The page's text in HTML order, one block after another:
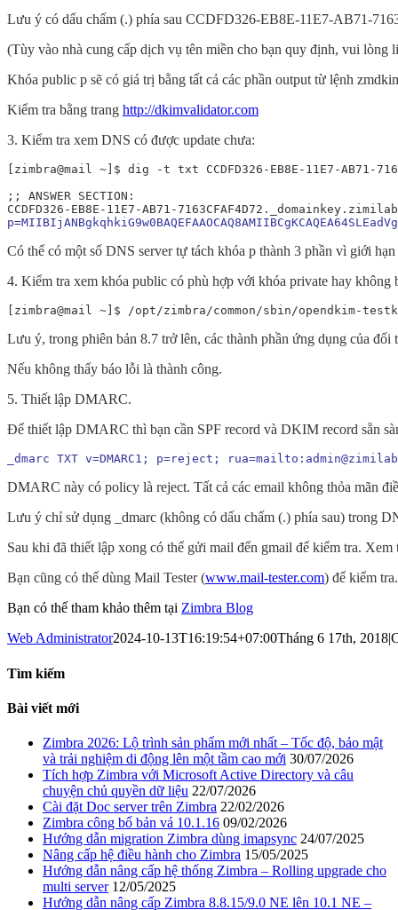
Lưu ý có dấu chấm (.) phía sau CCDFD326-EB8E-11E7-AB71-
(Tùy vào nhà cung cấp dịch vụ tên miền cho bạn quy định, vui lòng
Khóa public p sẽ có giá trị bằng tất cả các phần output từ lệnh
Kiểm tra bằng trang http://dkimvalidator.com
3. Kiểm tra xem DNS có được update chưa:
[zimbra@mail ~]$ dig -t txt CCDFD326-EB8E-11E7-AB71-
;; ANSWER SECTION:
Có thể có một số DNS server tự tách khóa p thành 3 phần vì giới
4. Kiểm tra xem khóa public có phù hợp với khóa private hay không
[zimbra@mail ~]$ /opt/zimbra/common/sbin/opendkim-
Lưu ý, trong phiên bản 8.7 trở lên, các thành phần ứng dụng của
Nếu không thấy báo lỗi là thành công.
5. Thiết lập DMARC.
Để thiết lập DMARC thì bạn cần SPF record và DKIM record sẵn
_dmarc TXT v=DMARC1; p=reject;
DMARC này có policy là reject. Tất cả các email không thỏa mãn
Lưu ý chỉ sử dụng _dmarc (không có dấu chấm (.) phía sau) trong
Sau khi đã thiết lập xong có thể gửi mail đến gmail để kiểm tra.
Bạn cũng có thể dùng Mail Tester (www.mail-tester.com) để kiểm
Bạn có thể tham khảo thêm tại Zimbra Blog
Web Administrator2024-10-13T16:19:54+07:00Tháng 6 17th, 2018|
Tìm kiếm
Bài viết mới
Zimbra 2026: Lộ trình sản phẩm mới nhất – Tốc độ, bảo mật
và trải nghiệm di động lên một tầm cao mới 30/07/2026
Tích hợp Zimbra với Microsoft Active Directory và câu
chuyện chủ quyền dữ liệu 22/07/2026
Cài đặt Doc server trên Zimbra 22/02/2026
Zimbra công bố bản vá 10.1.16 09/02/2026
Hướng dẫn migration Zimbra dùng imapsync 24/07/2025
Nâng cấp hệ điều hành cho Zimbra 15/05/2025
Hướng dẫn nâng cấp hệ thống Zimbra – Rolling upgrade cho
multi server 12/05/2025
Hướng dẫn nâng cấp Zimbra 8.8.15/9.0 NE lên 10.1 NE –